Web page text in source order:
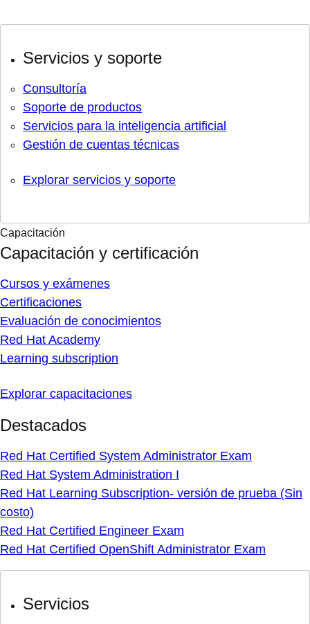
Servicios y soporte
Consultoría
Soporte de productos
Servicios para la inteligencia artificial
Gestión de cuentas técnicas
Explorar servicios y soporte
Capacitación
Capacitación y certificación
Cursos y exámenes
Certificaciones
Evaluación de conocimientos
Red Hat Academy
Learning subscription
Explorar capacitaciones
Destacados
Red Hat Certified System Administrator Exam
Red Hat System Administration I
Red Hat Learning Subscription- versión de prueba (Sin
costo)
Red Hat Certified Engineer Exam
Red Hat Certified OpenShift Administrator Exam
Servicios